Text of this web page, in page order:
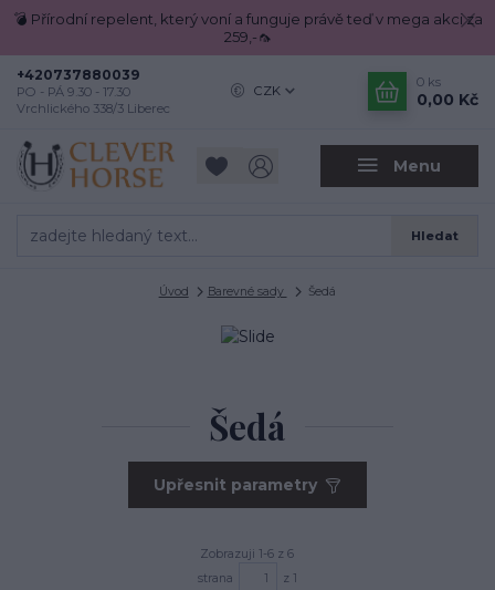
💣 Přírodní repelent, který voní a funguje právě teď v mega akci za
259,-🦟
Menu
CZK
Hledat
+420737880039
PO - PÁ 9.30 - 17.30
Vrchlického 338/3 Liberec
0 ks
0,00 Kč
Úvod Barevné sady Šedá
Šedá
Upřesnit parametry
Zobrazuji 1-6 z 6
strana
z 1